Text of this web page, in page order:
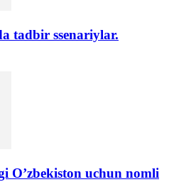
tadbir ssenariylar.
O’zbekiston uchun nomli